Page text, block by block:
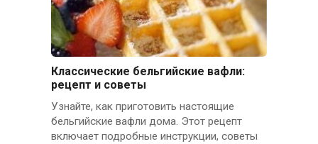
Классические бельгийские вафли:
рецепт и советы
Узнайте, как приготовить настоящие
бельгийские вафли дома. Этот рецепт
включает подробные инструкции, советы